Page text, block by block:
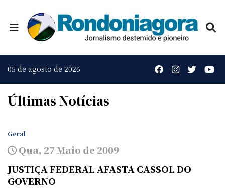
05 de agosto de 2026
Últimas Notícias
Geral
Qua, 27 Maio de 2009
JUSTIÇA FEDERAL AFASTA CASSOL DO
GOVERNO